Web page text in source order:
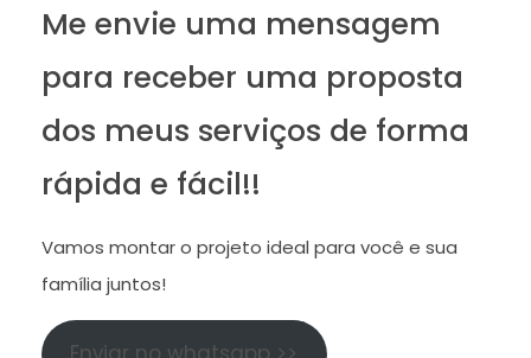
Me envie uma mensagem
para receber uma proposta
dos meus serviços de forma
rápida e fácil!!
Vamos montar o projeto ideal para você e sua
família juntos!